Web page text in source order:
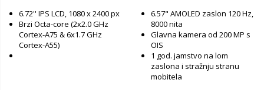
6.72'' IPS LCD, 1080 x 2400 px
Brzi Octa-core (2x2.0 GHz
Cortex-A75 & 6x1.7 GHz
Cortex-A55)
6.57" AMOLED zaslon 120 Hz,
8000 nita
Glavna kamera od 200 MP s
OIS
1 god. jamstvo na lom
zaslona i stražnju stranu
mobitela